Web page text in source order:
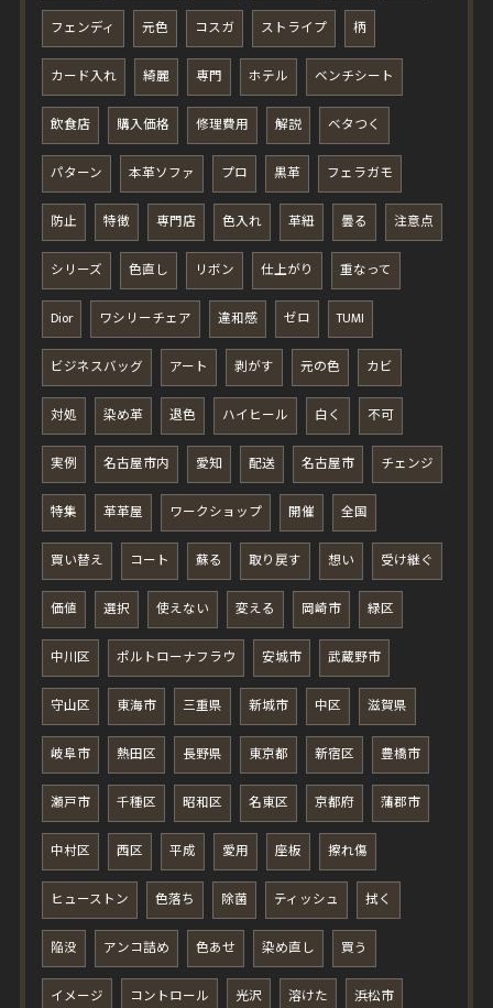
フェンディ 元色 コスガ ストライプ 柄
カード入れ 綺麗 専門 ホテル ベンチシート
飲食店 購入価格 修理費用 解説 ベタつく
パターン 本革ソファ プロ 黒革 フェラガモ
防止 特徴 専門店 色入れ 革紐 曇る 注意点
シリーズ 色直し リボン 仕上がり 重なって
Dior ワシリーチェア 違和感 ゼロ TUMI
ビジネスバッグ アート 剥がす 元の色 カビ
対処 染め革 退色 ハイヒール 白く 不可
実例 名古屋市内 愛知 配送 名古屋市 チェンジ
特集 革革屋 ワークショップ 開催 全国
買い替え コート 蘇る 取り戻す 想い 受け継ぐ
価値 選択 使えない 変える 岡崎市 緑区
中川区 ポルトローナフラウ 安城市 武蔵野市
守山区 東海市 三重県 新城市 中区 滋賀県
岐阜市 熱田区 長野県 東京都 新宿区 豊橋市
瀬戸市 千種区 昭和区 名東区 京都府 蒲郡市
中村区 西区 平成 愛用 座板 擦れ傷
ヒューストン 色落ち 除菌 ティッシュ 拭く
陥没 アンコ詰め 色あせ 染め直し 買う
イメージ コントロール 光沢 溶けた 浜松市